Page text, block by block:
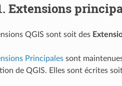
Extensions
QGIS sont soit des
Principalessont
de QGIS. Elles sont écrites